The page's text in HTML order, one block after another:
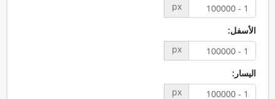
px
الأسفل:
px
اليسار:
px